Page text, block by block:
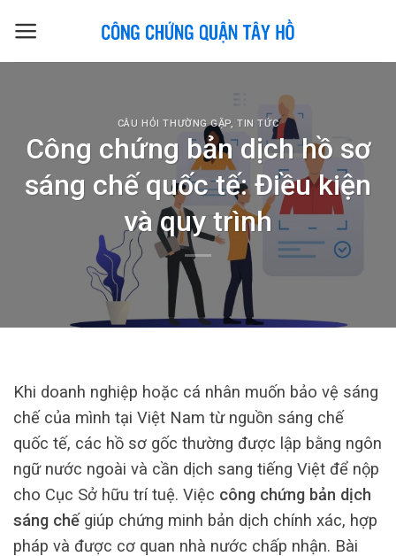
CÂU HỎI THƯỜNG GẶP,TIN TỨC
Công chứng bản dịch hồ sơ
sáng chế quốc tế: Điều kiện
và quy trình
Khi doanh nghiệp hoặc cá nhân muốn bảo vệ sáng
chế của mình tại Việt Nam từ nguồn sáng chế
quốc tế, các hồ sơ gốc thường được lập bằng ngôn
ngữ nước ngoài và cần dịch sang tiếng Việt để nộp
cho Cục Sở hữu trí tuệ. Việc công chứng bản dịch
sáng chếgiúp chứng minh bản dịch chính xác, hợp
pháp và được cơ quan nhà nước chấp nhận. Bài